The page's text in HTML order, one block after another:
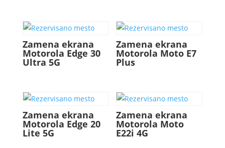
Zamena ekrana
Motorola Edge 30
Ultra 5G
Zamena ekrana
Motorola Moto E7
Plus
Zamena ekrana
Motorola Edge 20
Lite 5G
Zamena ekrana
Motorola Moto
E22i 4G